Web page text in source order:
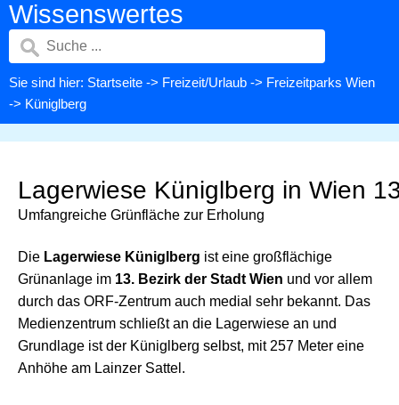
Wissenswertes
Sie sind hier: Startseite -> Freizeit/Urlaub -> Freizeitparks Wien
-> Küniglberg
Lagerwiese Küniglberg in Wien
Umfangreiche Grünfläche zur Erholung
Die Lagerwiese Küniglberg ist eine großflächige
Grünanlage im 13. Bezirk der Stadt Wien und vor allem
durch das ORF-Zentrum auch medial sehr bekannt. Das
Medienzentrum schließt an die Lagerwiese an und
Grundlage ist der Küniglberg selbst, mit 257 Meter eine
Anhöhe am Lainzer Sattel.